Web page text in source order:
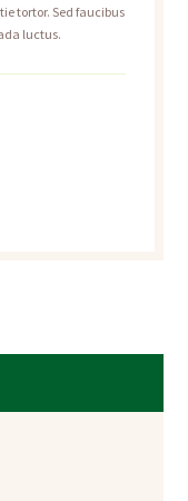
tortor. Sed faucibus
luctus.